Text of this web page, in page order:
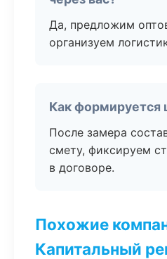
Да, предложим
организуем
Как формируется
После замера
смету, фиксируем
в договоре.
Похожие
Капитальный